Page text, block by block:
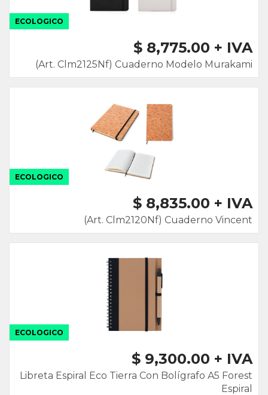
ECOLOGICO
$ 8,775.00 + IVA
(Art. Clm2125Nf) Cuaderno Modelo Murakami
ECOLOGICO
$ 8,835.00 + IVA
(Art. Clm2120Nf) Cuaderno Vincent
ECOLOGICO
$ 9,300.00 + IVA
Libreta Espiral Eco Tierra Con Bolígrafo A5 Forest
Espiral